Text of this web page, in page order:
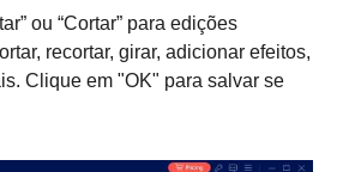
ou “Cortar” para edições
recortar, girar, adicionar efeitos,
Clique em "OK" para salvar se